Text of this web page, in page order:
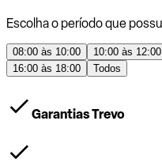
Escolha o período que
08:00 às 10:00 10:00 às 12:00
16:00 às 18:00
Todos
Garantias Trevo